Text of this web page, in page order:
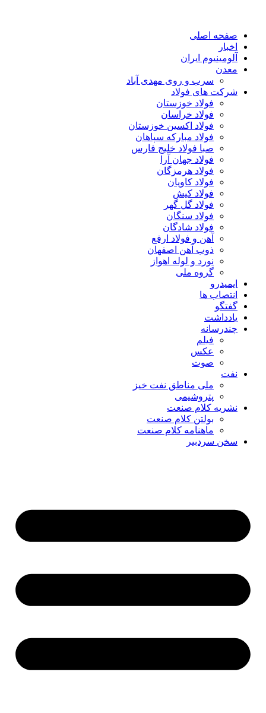
صفحه اصلی
اخبار
آلومینیوم ایران
معدن
سرب و روی مهدی آباد
شرکت های فولاد
فولاد خوزستان
فولاد خراسان
فولاد اکسین خوزستان
فولاد مبارکه سپاهان
صبا فولاد خلیج فارس
فولاد جهان آرا
فولاد هرمزگان
فولاد کاویان
فولاد کیش
فولاد گل گهر
فولاد سنگان
فولاد شادگان
آهن و فولاد ارفع
ذوب آهن اصفهان
نورد و لوله اهواز
گروه ملی
ایمیدرو
انتصاب ها
گفتگو
یادداشت
چندرسانه
فیلم
عکس
صوت
نفت
ملی مناطق نفت خیز
پتروشیمی
نشریه کلام صنعت
بولتن کلام صنعت
ماهنامه کلام صنعت
سخن سردبیر